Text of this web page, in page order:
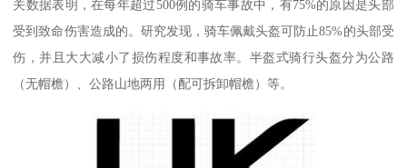
关数据表明，在每年超过500例的骑车事故中，有75%的原因是头部
受到致命伤害造成的。研究发现，骑车佩戴头盔可防止85%的头部受
伤，并且大大减小了损伤程度和事故率。半盔式骑行头盔分为公路
（无帽檐）、公路山地两用（配可拆卸帽檐）等。